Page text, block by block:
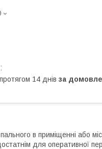
14 днів за
в приміщенні або
для оперативної